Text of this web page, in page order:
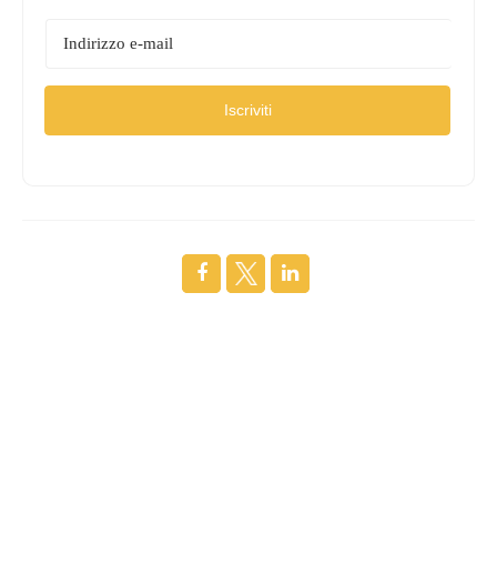
Iscriviti